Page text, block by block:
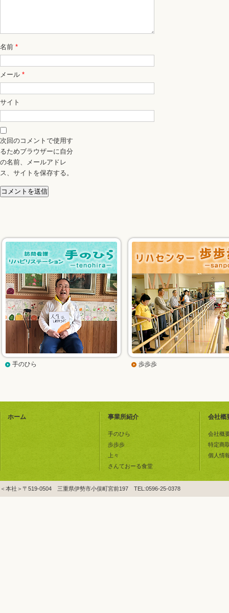
名前 *
メール *
サイト
次回のコメントで使用す
るためブラウザーに自分
の名前、メールアドレ
ス、サイトを保存する。
手のひら 歩歩歩
ホーム 事業所紹介
手のひら
歩歩歩
上々
さんておーる食堂
会社概
会社概
特定商
個人情
＜本社＞〒519-0504 三重県伊勢市小俣町宮前197 TEL:0596-25-0378